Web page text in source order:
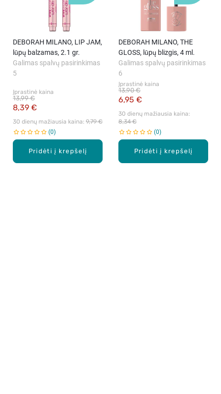
Pridėti į krepšelį
DEBORAH MILANO, LIP JAM,
lūpų balzamas, 2.1 gr.
Įprastinė kaina
8,39 €
13,99 €
30 dienų mažiausia kaina: 9,79 €
Galimas spalvų pasirinkimas
5
0
Pridėti į krepšelį
DEBORAH MILANO, THE
GLOSS, lūpų blizgis, 4 ml.
Įprastinė kaina
6,95 €
13,90 €
30 dienų mažiausia kaina:
8,34 €
Galimas spalvų pasirinkimas
6
0